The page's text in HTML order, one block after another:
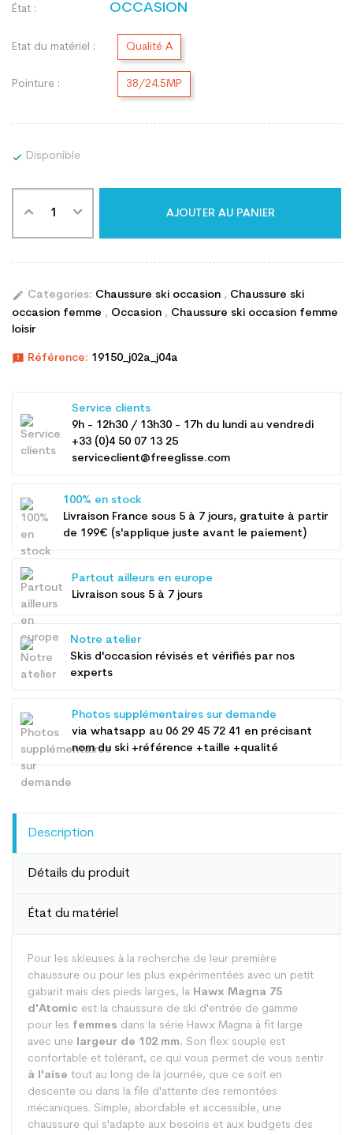
État : OCCASION
Etat du matériel : Qualité A
Pointure : 38/24.5MP
 Disponible
AJOUTER AU PANIER
edit Categories: Chaussure ski occasion , Chaussure ski
occasion femme , Occasion , Chaussure ski occasion femme
loisir
announcement Référence: 19150_j02a_j04a
Service clients
9h - 12h30 / 13h30 - 17h du lundi au vendredi
+33 (0)4 50 07 13 25
serviceclient@freeglisse.com
100% en stock
Livraison France sous 5 à 7 jours, gratuite à partir
de 199€ (s'applique juste avant le paiement)
Partout ailleurs en europe
Livraison sous 5 à 7 jours
Notre atelier
Skis d'occasion révisés et vérifiés par nos
experts
Photos supplémentaires sur demande
via whatsapp au 06 29 45 72 41 en précisant
nom du ski +référence +taille +qualité
Description
Détails du produit
État du matériel
Pour les skieuses à la recherche de leur première
chaussure ou pour les plus expérimentées avec un petit
gabarit mais des pieds larges, la Hawx Magna 75
d'Atomic est la chaussure de ski d'entrée de gamme
pour les femmes dans la série Hawx Magna à fit large
avec une largeur de 102 mm. Son flex souple est
confortable et tolérant, ce qui vous permet de vous sentir
à l'aise tout au long de la journée, que ce soit en
descente ou dans la file d'attente des remontées
mécaniques. Simple, abordable et accessible, une
chaussure qui s'adapte aux besoins et aux budgets des